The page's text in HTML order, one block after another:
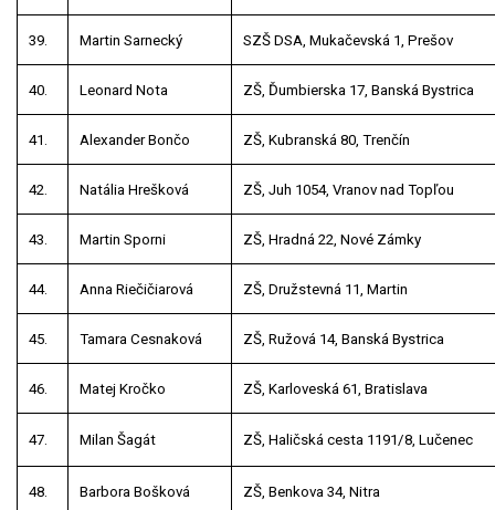
39. Martin Sarnecký SZŠ DSA, Mukačevská 1, Prešov
40. Leonard Nota ZŠ, Ďumbierska 17, Banská Bystrica
41. Alexander Bončo ZŠ, Kubranská 80, Trenčín
42. Natália Hrešková ZŠ, Juh 1054, Vranov nad Topľou
43. Martin Sporni ZŠ, Hradná 22, Nové Zámky
44. Anna Riečičiarová ZŠ, Družstevná 11, Martin
45. Tamara Cesnaková ZŠ, Ružová 14, Banská Bystrica
46. Matej Kročko ZŠ, Karloveská 61, Bratislava
47. Milan Šagát ZŠ, Haličská cesta 1191/8, Lučenec
48. Barbora Bošková ZŠ, Benkova 34, Nitra